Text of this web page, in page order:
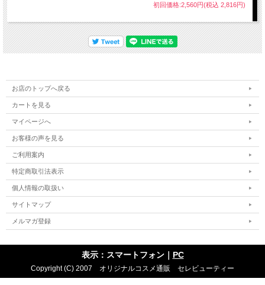
初回価格:2,560円(税込 2,816円)
お店のトップへ戻る
カートを見る
マイページへ
お客様の声を見る
ご利用案内
特定商取引法表示
個人情報の取扱い
サイトマップ
メルマガ登録
表示：スマートフォン｜ PC
Copyright (C) 2007 オリジナルコスメ通販 セレビューティー